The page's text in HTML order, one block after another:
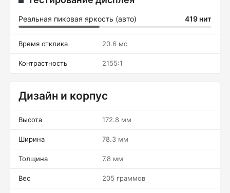
Реальная пиковая яркость (авто) 419 нит
Время отклика 20.6 мс
Контрастность 2155:1
Дизайн и корпус
Высота 172.8 мм
Ширина 78.3 мм
Толщина 7.8 мм
Вес 205 граммов